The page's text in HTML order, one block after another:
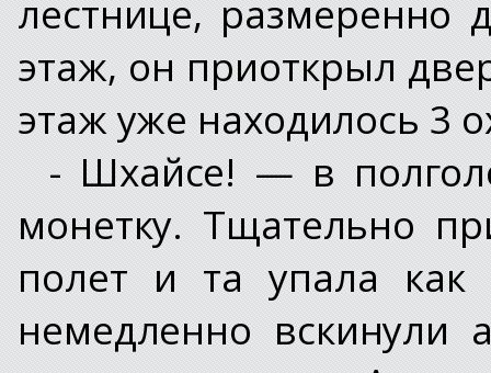
лестнице,
этаж, он приоткрыл
этаж уже находилось 3
- Шхайсе! — в
монетку. Тщательно
полет и та упала как
немедленно вскинули